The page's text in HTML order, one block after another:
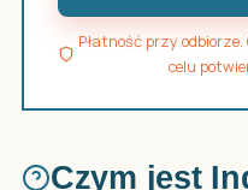
Płatność przy
celu
Czym jest